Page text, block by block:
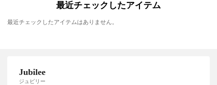
最近チェックしたアイテム
最近チェックしたアイテムはありません。
Jubilee
ジュビリー